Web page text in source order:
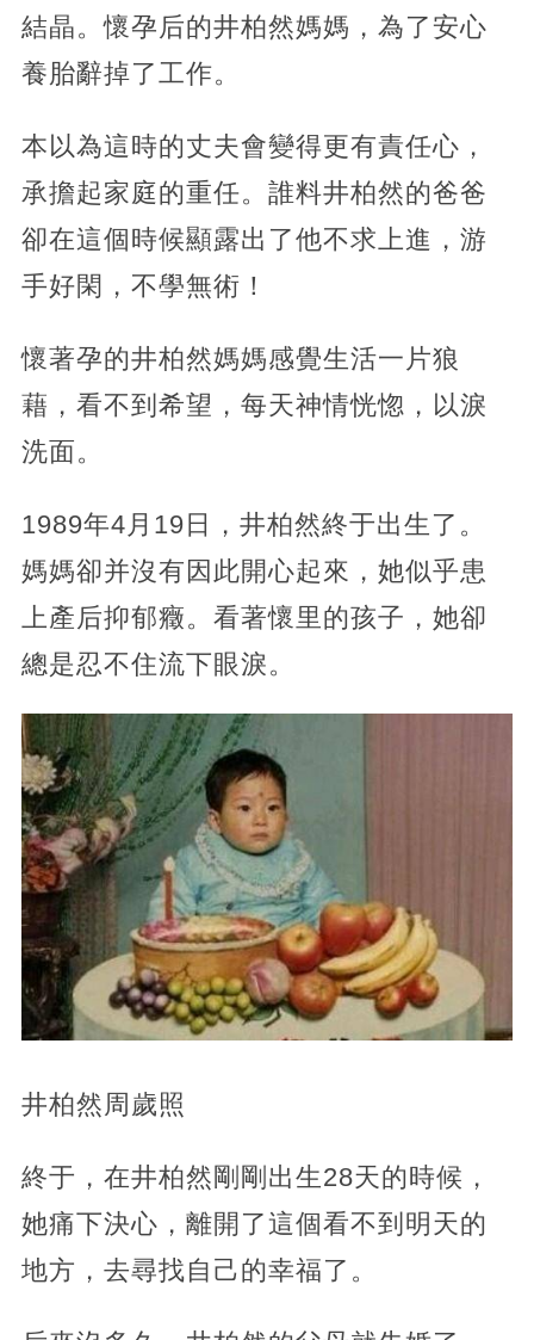
結晶。懷孕后的井柏然媽媽，為了安心
養胎辭掉了工作。
本以為這時的丈夫會變得更有責任心，
承擔起家庭的重任。誰料井柏然的爸爸
卻在這個時候顯露出了他不求上進，游
手好閑，不學無術！
懷著孕的井柏然媽媽感覺生活一片狼
藉，看不到希望，每天神情恍惚，以淚
洗面。
1989年4月19日，井柏然終于出生了。
媽媽卻并沒有因此開心起來，她似乎患
上產后抑郁癥。看著懷里的孩子，她卻
總是忍不住流下眼淚。
井柏然周歲照
終于，在井柏然剛剛出生28天的時候，
她痛下決心，離開了這個看不到明天的
地方，去尋找自己的幸福了。